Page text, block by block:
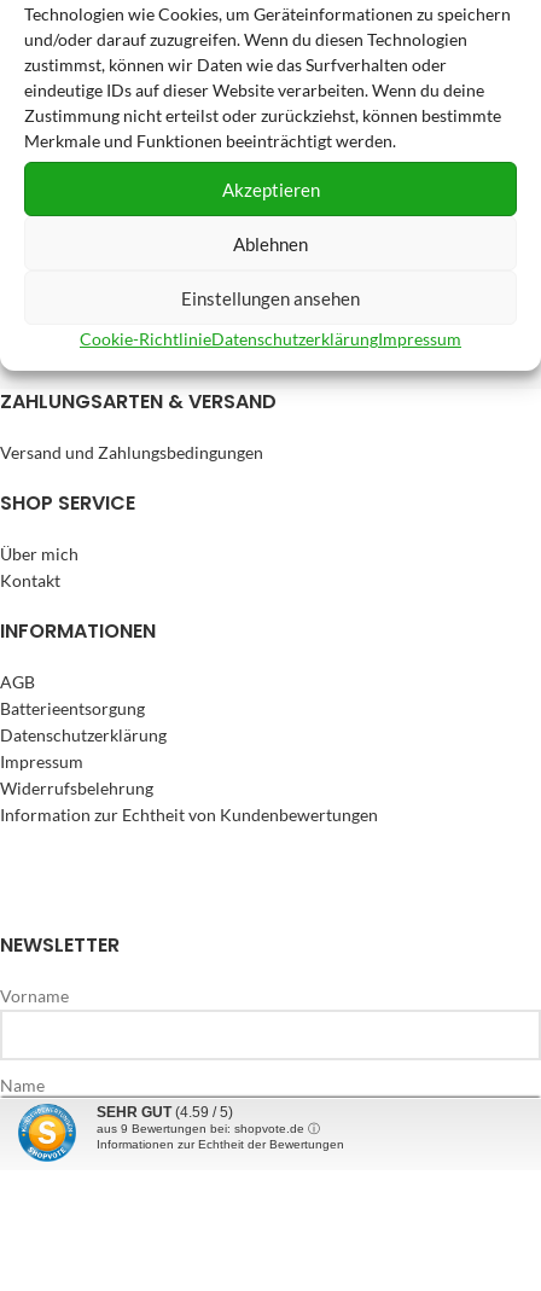
Technologien wie Cookies, um Geräteinformationen zu speichern
und/oder darauf zuzugreifen. Wenn du diesen Technologien
zustimmst, können wir Daten wie das Surfverhalten oder
eindeutige IDs auf dieser Website verarbeiten. Wenn du deine
Zustimmung nicht erteilst oder zurückziehst, können bestimmte
Merkmale und Funktionen beeinträchtigt werden.
Akzeptieren
Ablehnen
Einstellungen ansehen
Cookie-RichtlinieDatenschutzerklärungImpressum
ZAHLUNGSARTEN & VERSAND
Versand und Zahlungsbedingungen
SHOP SERVICE
Über mich
Kontakt
INFORMATIONEN
AGB
Batterieentsorgung
Datenschutzerklärung
Impressum
Widerrufsbelehrung
Information zur Echtheit von Kundenbewertungen
NEWSLETTER
Vorname
Name
SEHR GUT (4.59 / 5)
aus 9 Bewertungen bei: shopvote.de ⓘ
Informationen zur Echtheit der Bewertungen